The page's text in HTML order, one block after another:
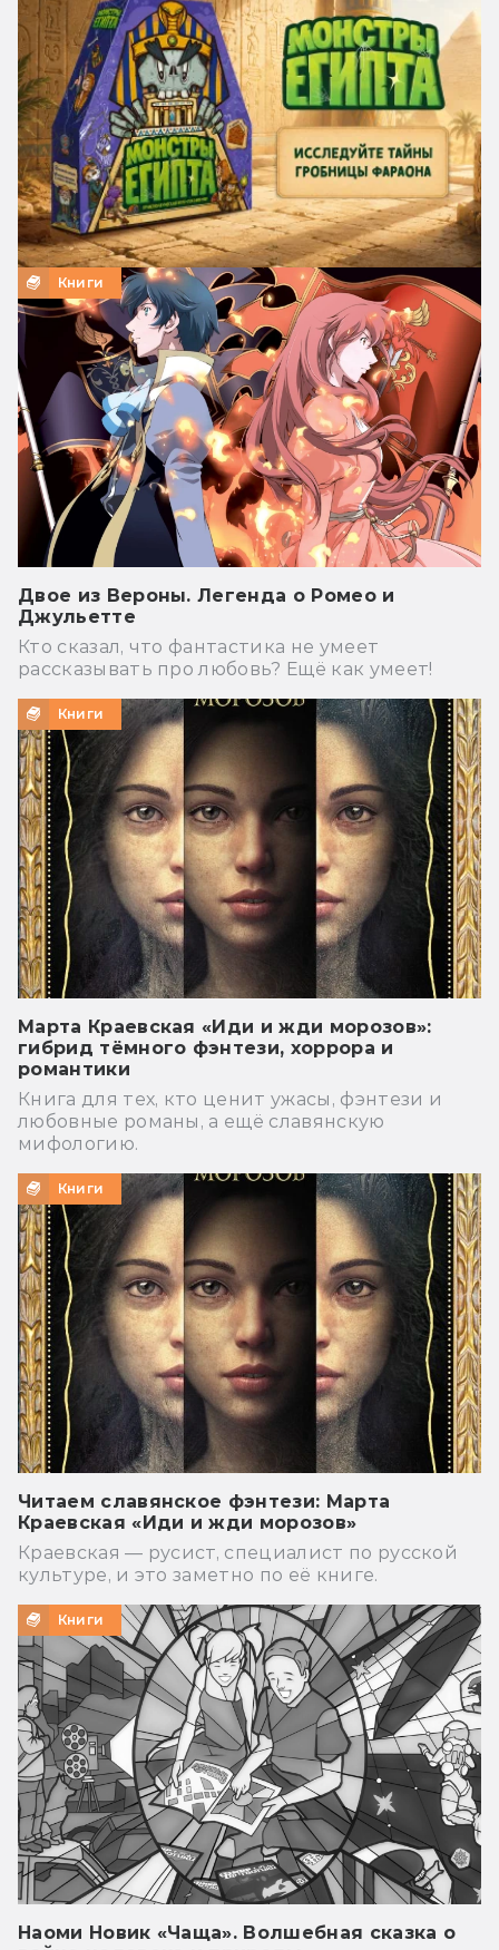
Книги
Двое из Вероны. Легенда о Ромео и
Джульетте
Кто сказал, что фантастика не умеет
рассказывать про любовь? Ещё как умеет!
Книги
Марта Краевская «Иди и жди морозов»:
гибрид тёмного фэнтези, хоррора и
романтики
Книга для тех, кто ценит ужасы, фэнтези и
любовные романы, а ещё славянскую
мифологию.
Книги
Читаем славянское фэнтези: Марта
Краевская «Иди и жди морозов»
Краевская — русист, специалист по русской
культуре, и это заметно по её книге.
Книги
Наоми Новик «Чаща». Волшебная сказка о